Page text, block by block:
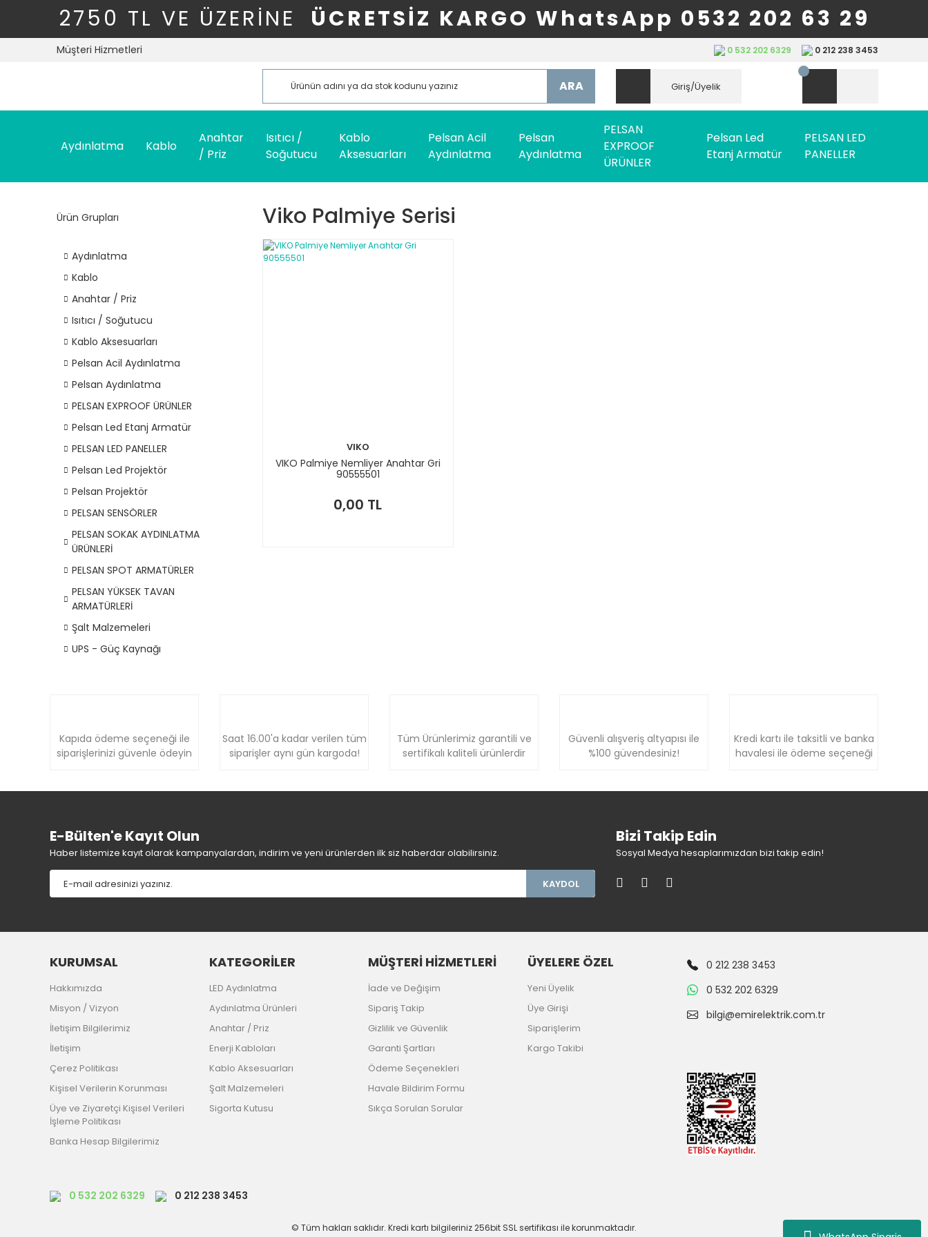
2750 TL VE ÜZERİNE ÜCRETSİZ KARGO WhatsApp 0532 202 63 29
Müşteri Hizmetleri 0 532 202 6329 0 212 238 3453
ARA Giriş/Üyelik
Aydınlatma Kablo
Anahtar
/ Priz
Isıtıcı /
Soğutucu
Kablo
Aksesuarları
Pelsan Acil
Aydınlatma
Pelsan
Aydınlatma
PELSAN
EXPROOF
ÜRÜNLER
Pelsan Led
Etanj Armatür
PELSAN LED
PANELLER
Ürün Grupları
Aydınlatma
Kablo
Anahtar / Priz
Isıtıcı / Soğutucu
Kablo Aksesuarları
Pelsan Acil Aydınlatma
Pelsan Aydınlatma
PELSAN EXPROOF ÜRÜNLER
Pelsan Led Etanj Armatür
PELSAN LED PANELLER
Pelsan Led Projektör
Pelsan Projektör
PELSAN SENSÖRLER
PELSAN SOKAK AYDINLATMA
ÜRÜNLERİ
PELSAN SPOT ARMATÜRLER
PELSAN YÜKSEK TAVAN
ARMATÜRLERİ
Şalt Malzemeleri
UPS - Güç Kaynağı
Viko Palmiye Serisi
VIKO
VIKO Palmiye Nemliyer Anahtar Gri
90555501
0,00 TL
Kapıda ödeme seçeneği ile
siparişlerinizi güvenle ödeyin
Saat 16.00'a kadar verilen tüm
siparişler aynı gün kargoda!
Tüm Ürünlerimiz garantili ve
sertifikalı kaliteli ürünlerdir
Güvenli alışveriş altyapısı ile
%100 güvendesiniz!
Kredi kartı ile taksitli ve banka
havalesi ile ödeme seçeneği
E-Bülten'e Kayıt Olun
Haber listemize kayıt olarak kampanyalardan, indirim ve yeni ürünlerden ilk siz haberdar olabilirsiniz.
KAYDOL
Bizi Takip Edin
Sosyal Medya hesaplarımızdan bizi takip edin!
KURUMSAL
Hakkımızda
Misyon / Vizyon
İletişim Bilgilerimiz
İletişim
Çerez Politikası
Kişisel Verilerin Korunması
Üye ve Ziyaretçi Kişisel Verileri
İşleme Politikası
Banka Hesap Bilgilerimiz
KATEGORİLER
LED Aydınlatma
Aydınlatma Ürünleri
Anahtar / Priz
Enerji Kabloları
Kablo Aksesuarları
Şalt Malzemeleri
Sigorta Kutusu
MÜŞTERİ HİZMETLERİ
İade ve Değişim
Sipariş Takip
Gizlilik ve Güvenlik
Garanti Şartları
Ödeme Seçenekleri
Havale Bildirim Formu
Sıkça Sorulan Sorular
ÜYELERE ÖZEL
Yeni Üyelik
Üye Girişi
Siparişlerim
Kargo Takibi
0 212 238 3453
0 532 202 6329
bilgi@emirelektrik.com.tr
0 532 202 6329 0 212 238 3453
© Tüm hakları saklıdır. Kredi kartı bilgileriniz 256bit SSL sertifikası ile korunmaktadır.